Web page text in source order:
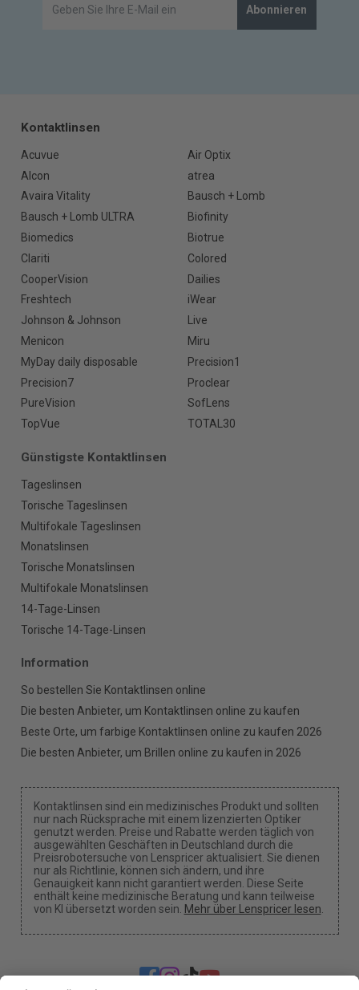
Abonnieren
Kontaktlinsen
Acuvue
Air Optix
Alcon
atrea
Avaira Vitality
Bausch + Lomb
Bausch + Lomb ULTRA
Biofinity
Biomedics
Biotrue
Clariti
Colored
CooperVision
Dailies
Freshtech
iWear
Johnson & Johnson
Live
Menicon
Miru
MyDay daily disposable
Precision1
Precision7
Proclear
PureVision
SofLens
TopVue
TOTAL30
Günstigste Kontaktlinsen
Tageslinsen
Torische Tageslinsen
Multifokale Tageslinsen
Monatslinsen
Torische Monatslinsen
Multifokale Monatslinsen
14-Tage-Linsen
Torische 14-Tage-Linsen
Information
So bestellen Sie Kontaktlinsen online
Die besten Anbieter, um Kontaktlinsen online zu kaufen
Beste Orte, um farbige Kontaktlinsen online zu kaufen 2026
Die besten Anbieter, um Brillen online zu kaufen in 2026
Kontaktlinsen sind ein medizinisches Produkt und sollten
nur nach Rücksprache mit einem lizenzierten Optiker
genutzt werden. Preise und Rabatte werden täglich von
ausgewählten Geschäften in Deutschland durch die
Preisrobotersuche von Lenspricer aktualisiert. Sie dienen
nur als Richtlinie, können sich ändern, und ihre
Genauigkeit kann nicht garantiert werden. Diese Seite
enthält keine medizinische Beratung und kann teilweise
von KI übersetzt worden sein. Mehr über Lenspricer lesen